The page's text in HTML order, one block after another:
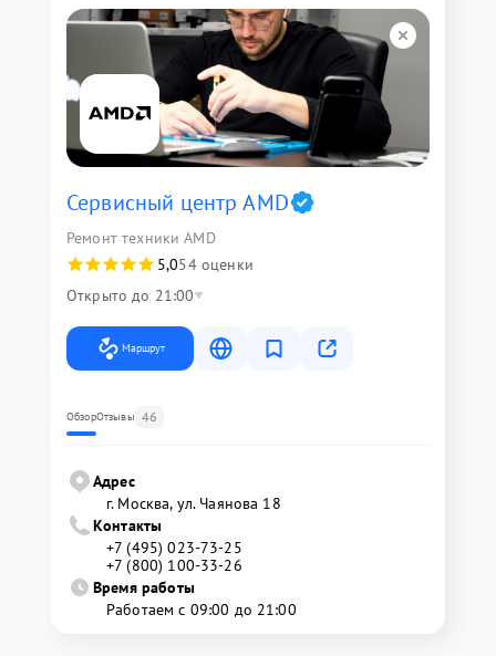
Сервисный центр AMD
Ремонт техники AMD
5,054 оценки
Открыто до 21:00
Маршрут
ОбзорОтзывы 46
Адрес
г. Москва, ул. Чаянова 18
Контакты
+7 (495) 023-73-25
+7 (800) 100-33-26
Время работы
Работаем с 09:00 до 21:00